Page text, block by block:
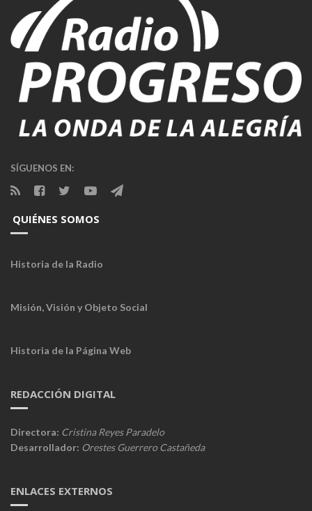
SÍGUENOS EN:
QUIÉNES SOMOS
Historia de la Radio
Misión, Visión y Objeto Social
Historia de la Página Web
REDACCIÓN DIGITAL
Directora: Cristina Reyes Paradelo
Desarrollador: Orestes Guerrero Castañeda
ENLACES EXTERNOS